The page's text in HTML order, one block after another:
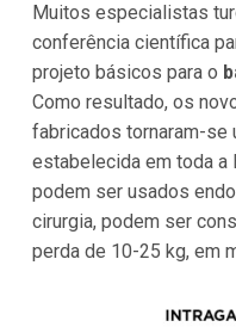
Muitos especialistas
conferência científica
projeto básicos para o
Como resultado, os
fabricados tornaram-se
estabelecida em toda a
podem ser usados
cirurgia, podem ser
perda de 10-25 kg, em